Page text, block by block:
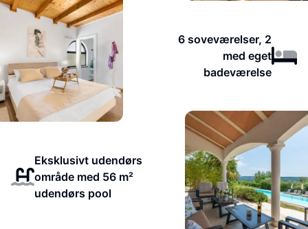
6 soveværelser, 2
med eget
badeværelse
Eksklusivt udendørs
område med 56 m²
udendørs pool